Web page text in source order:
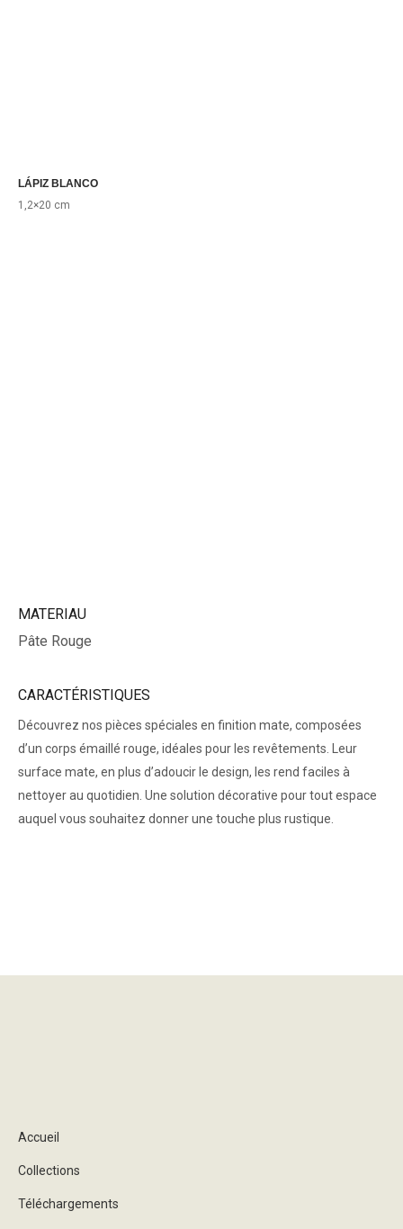
LÁPIZ BLANCO
1,2×20 cm
MATERIAU
Pâte Rouge
CARACTÉRISTIQUES
Découvrez nos pièces spéciales en finition mate, composées
d’un corps émaillé rouge, idéales pour les revêtements. Leur
surface mate, en plus d’adoucir le design, les rend faciles à
nettoyer au quotidien. Une solution décorative pour tout espace
auquel vous souhaitez donner une touche plus rustique.
Accueil
Collections
Téléchargements